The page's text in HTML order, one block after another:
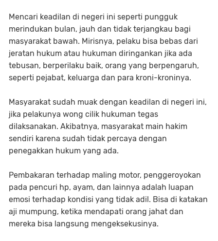
Mencari keadilan di negeri ini seperti pungguk
merindukan bulan, jauh dan tidak terjangkau bagi
masyarakat bawah. Mirisnya, pelaku bisa bebas dari
jeratan hukum atau hukuman diringankan jika ada
tebusan, berperilaku baik, orang yang berpengaruh,
seperti pejabat, keluarga dan para kroni-kroninya.
Masyarakat sudah muak dengan keadilan di negeri ini,
jika pelakunya wong cilik hukuman tegas
dilaksanakan. Akibatnya, masyarakat main hakim
sendiri karena sudah tidak percaya dengan
penegakkan hukum yang ada.
Pembakaran terhadap maling motor, penggeroyokan
pada pencuri hp, ayam, dan lainnya adalah luapan
emosi terhadap kondisi yang tidak adil. Bisa di katakan
aji mumpung, ketika mendapati orang jahat dan
mereka bisa langsung mengeksekusinya.